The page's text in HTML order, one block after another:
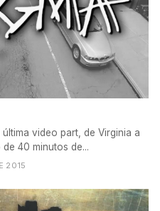
video part, de Virginia a
40 minutos de...
2015